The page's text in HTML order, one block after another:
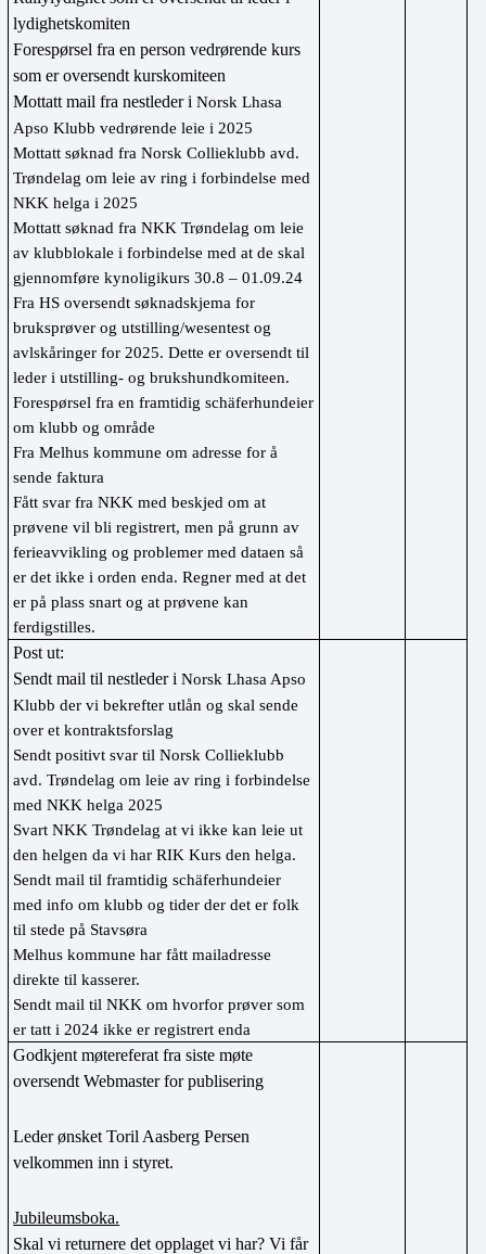
lydighetskomiten
Forespørsel fra en person vedrørende kurs
som er oversendt kurskomiteen
Mottatt mail fra nestleder i Norsk Lhasa
Apso Klubb vedrørende leie i 2025
Mottatt søknad fra Norsk Collieklubb avd.
Trøndelag om leie av ring i forbindelse med
NKK helga i 2025
Mottatt søknad fra NKK Trøndelag om leie
av klubblokale i forbindelse med at de skal
gjennomføre kynoligikurs 30.8 – 01.09.24
Fra HS oversendt søknadskjema for
bruksprøver og utstilling/wesentest og
avlskåringer for 2025. Dette er oversendt til
leder i utstilling- og brukshundkomiteen.
Forespørsel fra en framtidig schäferhundeier
om klubb og område
Fra Melhus kommune om adresse for å
sende faktura
Fått svar fra NKK med beskjed om at
prøvene vil bli registrert, men på grunn av
ferieavvikling og problemer med dataen så
er det ikke i orden enda. Regner med at det
er på plass snart og at prøvene kan
ferdigstilles.
Post ut:
Sendt mail til nestleder i Norsk Lhasa Apso
Klubb der vi bekrefter utlån og skal sende
over et kontraktsforslag
Sendt positivt svar til Norsk Collieklubb
avd. Trøndelag om leie av ring i forbindelse
med NKK helga 2025
Svart NKK Trøndelag at vi ikke kan leie ut
den helgen da vi har RIK Kurs den helga.
Sendt mail til framtidig schäferhundeier
med info om klubb og tider der det er folk
til stede på Stavsøra
Melhus kommune har fått mailadresse
direkte til kasserer.
Sendt mail til NKK om hvorfor prøver som
er tatt i 2024 ikke er registrert enda
Godkjent møtereferat fra siste møte
oversendt Webmaster for publisering
Leder ønsket Toril Aasberg Persen
velkommen inn i styret.
Jubileumsboka.
Skal vi returnere det opplaget vi har? Vi får